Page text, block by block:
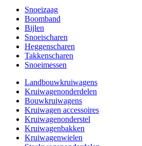
Snoeizaag
Boomband
Bijlen
Snoeischaren
Heggenscharen
Takkenscharen
Snoeimessen
Landbouwkruiwagens
Kruiwagenonderdelen
Bouwkruiwagens
Kruiwagen accessoires
Kruiwagenonderstel
Kruiwagenbakken
Kruiwagenwielen